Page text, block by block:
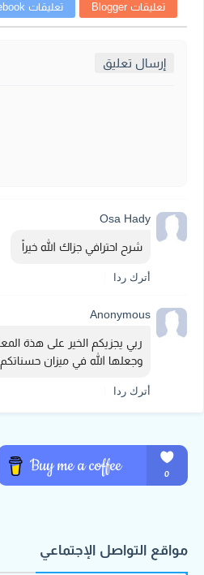
تعليقات Blogger تعليقات Facebook
إرسال تعليق
Osa Hady
شرح احترافي جزاك الله خيراً
أترك ردا
Anonymous
وجعلها الله في ميزان حسناتكم
أترك ردا
مواقع التواصل الإجتماعي